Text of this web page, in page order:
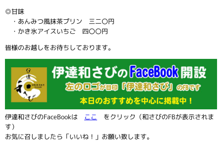
◎甘味
・あんみつ風抹茶プリン 三二〇円
・かき氷アイスいちご 四〇〇円
皆様のお越しをお待ちしております。
伊達和さびのFaceBookは ここ
をクリック（和さびのFBが表示されま
す）
お気に召しましたら「いいね！」お願い致します。